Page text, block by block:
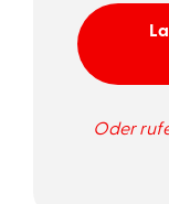
Oder